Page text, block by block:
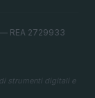
REA 2729933
strumenti digitali e